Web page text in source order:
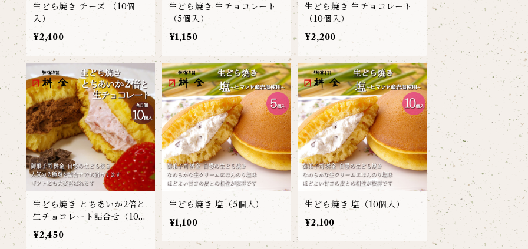
生どら焼き チーズ （10個
入）
¥2,400
生どら焼き 生チョコレート
（5個入）
¥1,150
生どら焼き 生チョコレート
（10個入）
¥2,200
生どら焼き とちあいか2倍と
生チョコレート詰合せ（10個
入）
¥2,450
生どら焼き 塩（5個入）
¥1,100
生どら焼き 塩（10個入）
¥2,100